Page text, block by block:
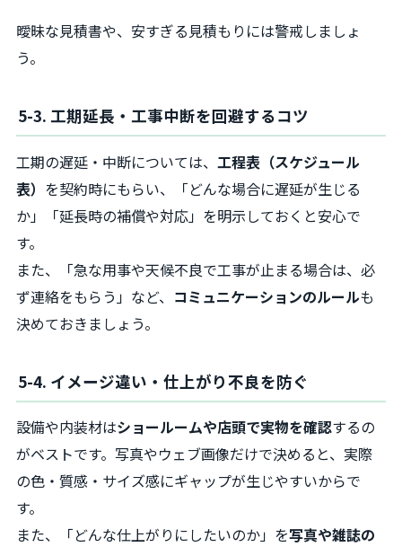
曖昧な見積書や、安すぎる見積もりには警戒しましょ
う。
5-3. 工期延長・工事中断を回避するコツ
工期の遅延・中断については、 工程表（スケジュール
表） を契約時にもらい、「どんな場合に遅延が生じる
か」「延長時の補償や対応」を明示しておくと安心で
す。
また、「急な用事や天候不良で工事が止まる場合は、必
ず連絡をもらう」など、 コミュニケーションのルールも
決めておきましょう。
5-4. イメージ違い・仕上がり不良を防ぐ
設備や内装材はショールームや店頭で実物を確認するの
がベストです。写真やウェブ画像だけで決めると、実際
の色・質感・サイズ感にギャップが生じやすいからで
す。
また、「どんな仕上がりにしたいのか」を写真や雑誌の